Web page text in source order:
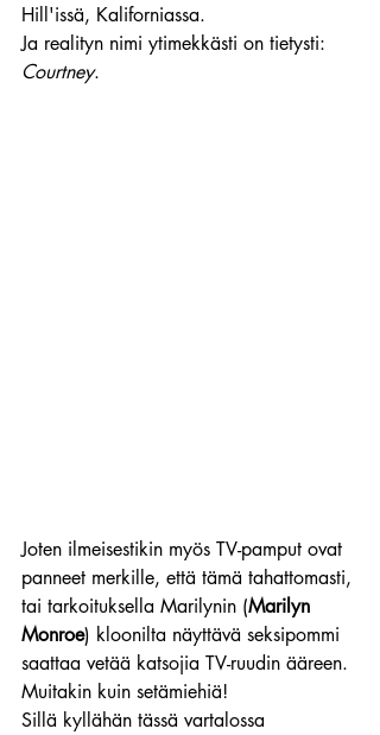
Hill'issä, Kaliforniassa.
Ja realityn nimi ytimekkästi on tietysti:
Courtney.
Joten ilmeisestikin myös TV-pamput ovat
panneet merkille, että tämä tahattomasti,
tai tarkoituksella Marilynin (Marilyn
Monroe) kloonilta näyttävä seksipommi
saattaa vetää katsojia TV-ruudin ääreen.
Muitakin kuin setämiehiä!
Sillä kyllähän tässä vartalossa